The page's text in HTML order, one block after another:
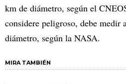
km de diámetro, según el
considere peligroso, debe medir
diámetro, según la NASA.
MIRA TAMBIÉN